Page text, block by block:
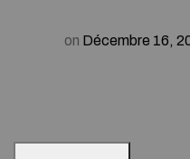
on Décembre 16,